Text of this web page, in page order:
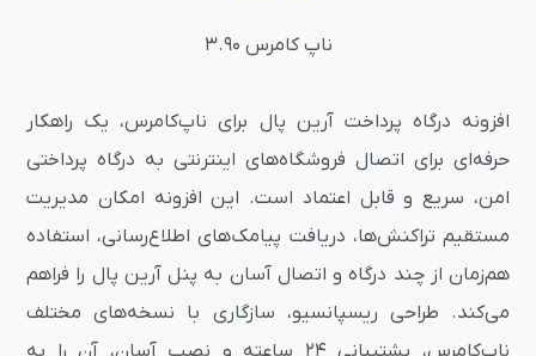
ناپ کامرس 3.90
افزونه درگاه پرداخت آرین پال برای ناپ‌کامرس، یک راهکار
حرفه‌ای برای اتصال فروشگاه‌های اینترنتی به درگاه پرداختی
امن، سریع و قابل اعتماد است. این افزونه امکان مدیریت
مستقیم تراکنش‌ها، دریافت پیامک‌های اطلاع‌رسانی، استفاده
هم‌زمان از چند درگاه و اتصال آسان به پنل آرین پال را فراهم
می‌کند. طراحی ریسپانسیو، سازگاری با نسخه‌های مختلف
ناپ‌کامرس، پشتیبانی ۲۴ ساعته و نصب آسان، آن را به